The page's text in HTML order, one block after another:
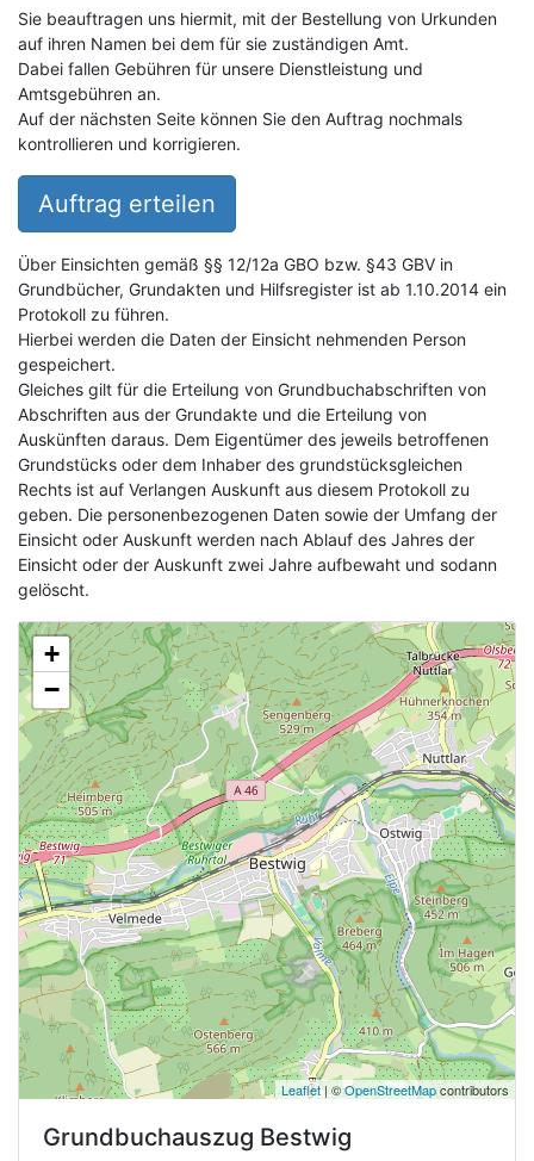
Sie beauftragen uns hiermit, mit der Bestellung von Urkunden
auf ihren Namen bei dem für sie zuständigen Amt.
Dabei fallen Gebühren für unsere Dienstleistung und
Amtsgebühren an.
Auf der nächsten Seite können Sie den Auftrag nochmals
kontrollieren und korrigieren.
Auftrag erteilen
Über Einsichten gemäß §§ 12/12a GBO bzw. §43 GBV in
Grundbücher, Grundakten und Hilfsregister ist ab 1.10.2014 ein
Protokoll zu führen.
Hierbei werden die Daten der Einsicht nehmenden Person
gespeichert.
Gleiches gilt für die Erteilung von Grundbuchabschriften von
Abschriften aus der Grundakte und die Erteilung von
Auskünften daraus. Dem Eigentümer des jeweils betroffenen
Grundstücks oder dem Inhaber des grundstücksgleichen
Rechts ist auf Verlangen Auskunft aus diesem Protokoll zu
geben. Die personenbezogenen Daten sowie der Umfang der
Einsicht oder Auskunft werden nach Ablauf des Jahres der
Einsicht oder der Auskunft zwei Jahre aufbewaht und sodann
gelöscht.
+
−
Leaflet| ©OpenStreetMapcontributors
Grundbuchauszug Bestwig